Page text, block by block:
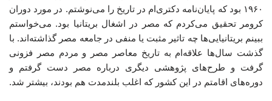
۱۹۶۰ بود که پایان‌نامه دکتری‌ام در تاریخ را می‌نوشتم. در مورد دوران
کرومر تحقیق می‌کردم که مصر در اشغال بریتانیا بود. می‌خواستم
ببینم بریتانیایی‌ها چه تاثیر مثبت یا منفی در جامعه مصر گذاشته‌اند. با
گذشت سال‌ها علاقه‌ام به تاریخ معاصر مصر و مردم مصر فزونی
گرفت و طرح‌های پژوهشی دیگری درباره مصر دست گرفتم و
دوره‌های اقامتم در این کشور که اغلب بلندمدت هم بودند، بیشتر شد.